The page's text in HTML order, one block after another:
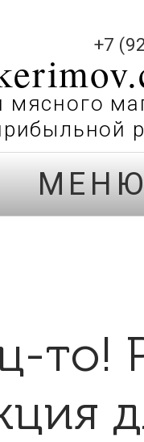
мясного
+7